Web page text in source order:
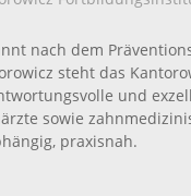
nach dem
steht das
und
sowie
praxisnah.